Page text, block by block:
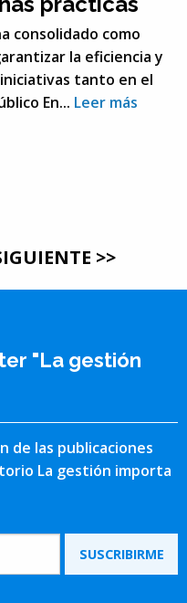
consolidado como
la eficiencia y
tanto en el
En... Leer más
>>
"La gestión
de las publicaciones
La gestión importa